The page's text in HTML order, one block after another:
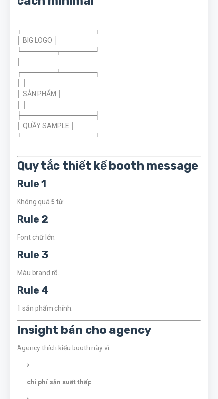
┌───────────────┐
│ BIG LOGO │
└───────┬───────┘
┌───────┴───────┐
│ SẢN PHẨM │
├───────────────┤
│ QUẦY SAMPLE │
└───────────────┘
Quy tắc thiết kế booth message
Rule 1
Không quá 5 từ
Rule 2
Font chữ lớn.
Rule 3
Màu brand rõ.
Rule 4
1 sản phẩm chính.
Insight bán cho agency
Agency thích kiểu booth này vì:
chi phí sản xuất thấp